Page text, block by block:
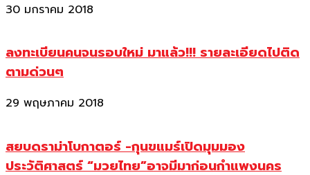
30 มกราคม 2018
ลงทะเบียนคนจนรอบใหม่ มาแล้ว!!! รายละเอียดไปติด
ตามด่วนๆ
29 พฤษภาคม 2018
สยบดราม่าโบกาตอร์ -กุนขแมร์เปิดมุมมอง
ประวัติศาสตร์ “มวยไทย”อาจมีมาก่อนกำแพงนคร